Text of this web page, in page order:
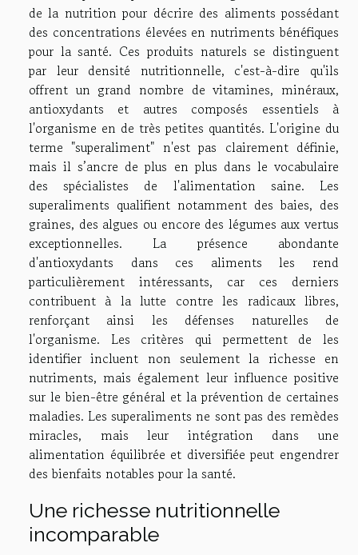
de la nutrition pour décrire des aliments possédant
des concentrations élevées en nutriments bénéfiques
pour la santé. Ces produits naturels se distinguent
par leur densité nutritionnelle, c'est-à-dire qu'ils
offrent un grand nombre de vitamines, minéraux,
antioxydants et autres composés essentiels à
l'organisme en de très petites quantités. L'origine du
terme "superaliment" n'est pas clairement définie,
mais il s’ancre de plus en plus dans le vocabulaire
des spécialistes de l'alimentation saine. Les
superaliments qualifient notamment des baies, des
graines, des algues ou encore des légumes aux vertus
exceptionnelles. La présence abondante
d'antioxydants dans ces aliments les rend
particulièrement intéressants, car ces derniers
contribuent à la lutte contre les radicaux libres,
renforçant ainsi les défenses naturelles de
l'organisme. Les critères qui permettent de les
identifier incluent non seulement la richesse en
nutriments, mais également leur influence positive
sur le bien-être général et la prévention de certaines
maladies. Les superaliments ne sont pas des remèdes
miracles, mais leur intégration dans une
alimentation équilibrée et diversifiée peut engendrer
des bienfaits notables pour la santé.
Une richesse nutritionnelle
incomparable